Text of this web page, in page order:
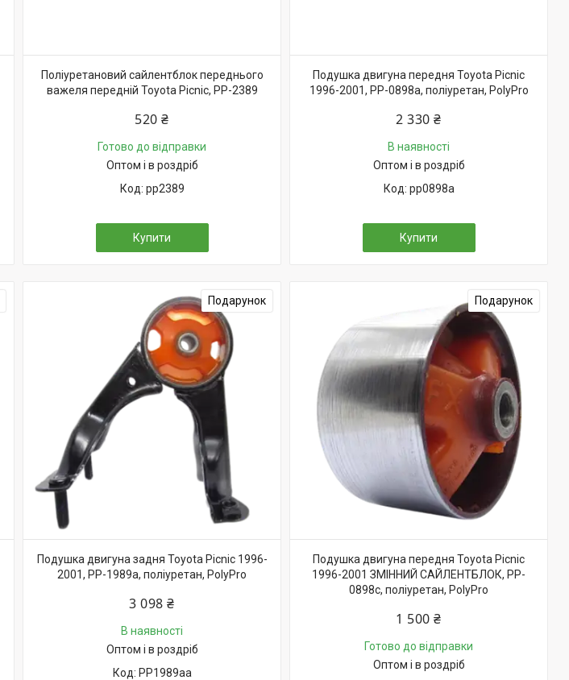
Поліуретановий сайлентблок переднього
важеля передній Toyota Picnic, PP-2389
520 ₴
Готово до відправки
Оптом і в роздріб
pp2389
Купити
Подушка двигуна передня Toyota Picnic
1996-2001, PP-0898a, поліуретан, PolyPro
2 330 ₴
В наявності
Оптом і в роздріб
pp0898a
Купити
Подарунок
Подушка двигуна задня Toyota Picnic 1996-
2001, PP-1989a, поліуретан, PolyPro
3 098 ₴
В наявності
Оптом і в роздріб
PP1989aa
Подарунок
Подушка двигуна передня Toyota Picnic
1996-2001 ЗМІННИЙ САЙЛЕНТБЛОК, PP-
0898c, поліуретан, PolyPro
1 500 ₴
Готово до відправки
Оптом і в роздріб